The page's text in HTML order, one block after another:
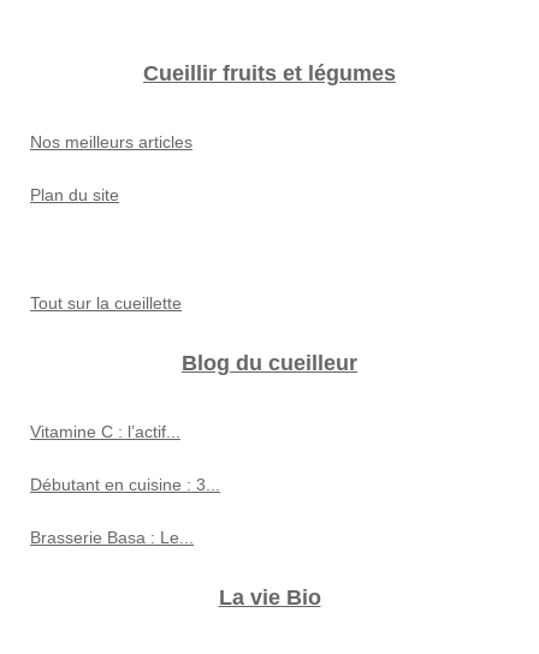
Cueillir fruits et légumes
Nos meilleurs articles
Plan du site
Tout sur la cueillette
Blog du cueilleur
Vitamine C : l’actif...
Débutant en cuisine : 3...
Brasserie Basa : Le...
La vie Bio